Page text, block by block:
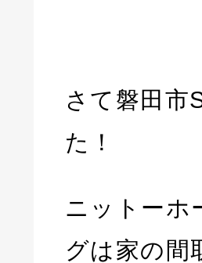
さて磐田市
た！
ニットーホ
グは家の間